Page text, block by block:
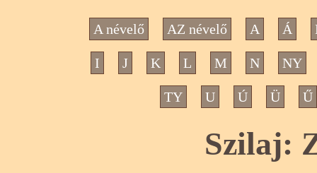
A névelő AZ névelő A Á
I J K L M N NY
TY U Ú Ü Ű
Szilaj: